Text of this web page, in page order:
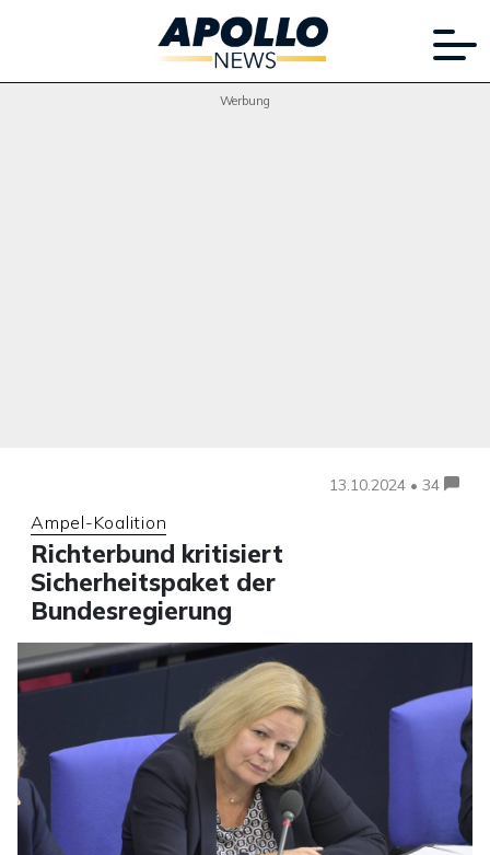
Werbung
13.10.2024 • 34
Ampel-Koalition
Richterbund kritisiert
Sicherheitspaket der
Bundesregierung